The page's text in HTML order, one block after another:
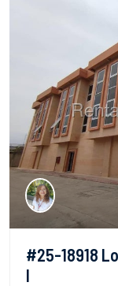
#25-18918
I